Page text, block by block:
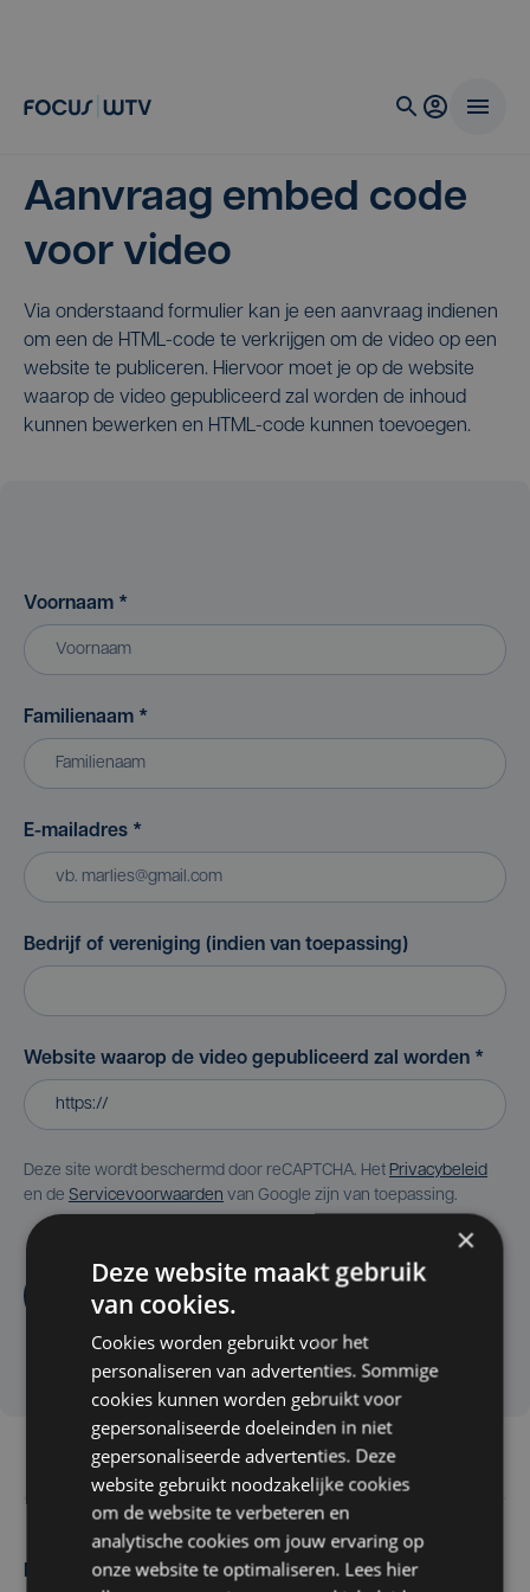
Aanvraag embed code
voor video
Via onderstaand formulier kan je een aanvraag indienen
om een de HTML-code te verkrijgen om de video op een
website te publiceren. Hiervoor moet je op de website
waarop de video gepubliceerd zal worden de inhoud
kunnen bewerken en HTML-code kunnen toevoegen.
Voornaam *
Familienaam *
E-mailadres *
Bedrijf of vereniging (indien van toepassing)
Website waarop de video gepubliceerd zal worden *
Deze site wordt beschermd door reCAPTCHA. Het Privacybeleid
en de Servicevoorwaarden van Google zijn van toepassing.
Aanvragen
Maak zelf het nieuws
×
Deze website maakt gebruik
van cookies.
Cookies worden gebruikt voor het
personaliseren van advertenties. Sommige
cookies kunnen worden gebruikt voor
gepersonaliseerde doeleinden in niet
gepersonaliseerde advertenties. Deze
website gebruikt noodzakelijke cookies
om de website te verbeteren en
analytische cookies om jouw ervaring op
onze website te optimaliseren. Lees hier